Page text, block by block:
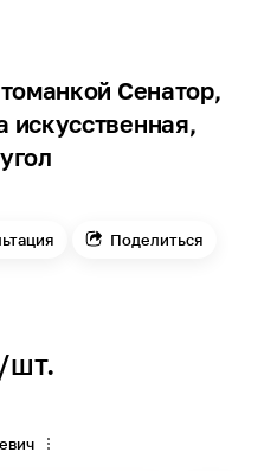
Сенатор,
Поделиться
шт.